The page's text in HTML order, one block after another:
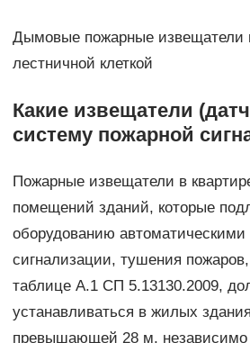
Дымовые пожарные извещатели
лестничной клеткой
Какие извещатели
систему пожарной
Пожарные извещатели в
помещений зданий, которые
оборудованию
сигнализации, тушения
таблице А.1 СП 5.13130.2009,
устанавливаться в жилых
превышающей 28 м,